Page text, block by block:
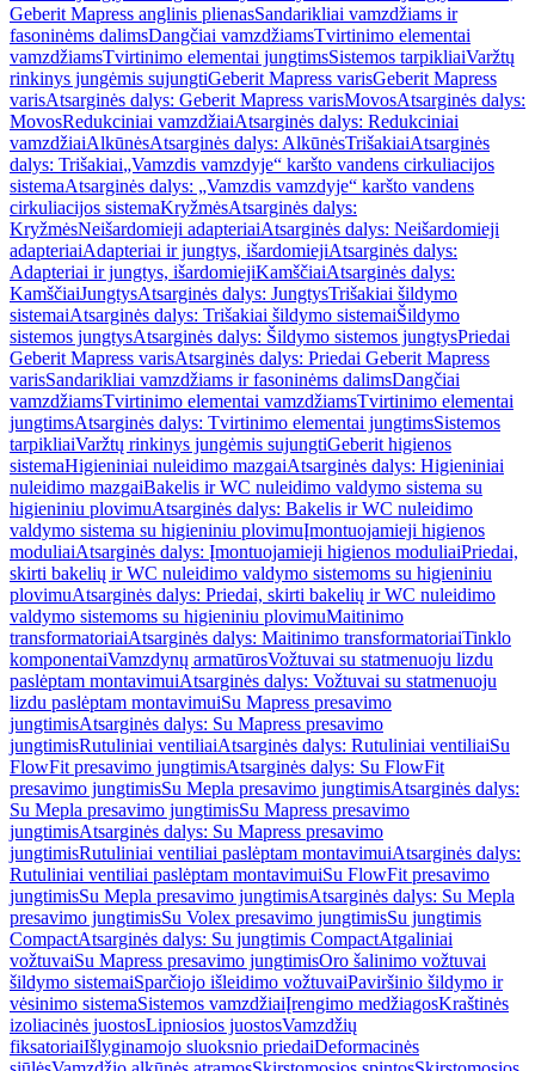
Geberit Mapress anglinis plienasSandarikliai vamzdžiams ir
fasoninėms dalimsDangčiai vamzdžiamsTvirtinimo elementai
vamzdžiamsTvirtinimo elementai jungtimsSistemos tarpikliaiVaržtų
rinkinys jungėmis sujungtiGeberit Mapress varisGeberit Mapress
varisAtsarginės dalys: Geberit Mapress varisMovosAtsarginės dalys:
MovosRedukciniai vamzdžiaiAtsarginės dalys: Redukciniai
vamzdžiaiAlkūnėsAtsarginės dalys: AlkūnėsTrišakiaiAtsarginės
dalys: Trišakiai„Vamzdis vamzdyje“ karšto vandens cirkuliacijos
sistemaAtsarginės dalys: „Vamzdis vamzdyje“ karšto vandens
cirkuliacijos sistemaKryžmėsAtsarginės dalys:
KryžmėsNeišardomieji adapteriaiAtsarginės dalys: Neišardomieji
adapteriaiAdapteriai ir jungtys, išardomiejiAtsarginės dalys:
Adapteriai ir jungtys, išardomiejiKamščiaiAtsarginės dalys:
KamščiaiJungtysAtsarginės dalys: JungtysTrišakiai šildymo
sistemaiAtsarginės dalys: Trišakiai šildymo sistemaiŠildymo
sistemos jungtysAtsarginės dalys: Šildymo sistemos jungtysPriedai
Geberit Mapress varisAtsarginės dalys: Priedai Geberit Mapress
varisSandarikliai vamzdžiams ir fasoninėms dalimsDangčiai
vamzdžiamsTvirtinimo elementai vamzdžiamsTvirtinimo elementai
jungtimsAtsarginės dalys: Tvirtinimo elementai jungtimsSistemos
tarpikliaiVaržtų rinkinys jungėmis sujungtiGeberit higienos
sistemaHigieniniai nuleidimo mazgaiAtsarginės dalys: Higieniniai
nuleidimo mazgaiBakelis ir WC nuleidimo valdymo sistema su
higieniniu plovimuAtsarginės dalys: Bakelis ir WC nuleidimo
valdymo sistema su higieniniu plovimuĮmontuojamieji higienos
moduliaiAtsarginės dalys: Įmontuojamieji higienos moduliaiPriedai,
skirti bakelių ir WC nuleidimo valdymo sistemoms su higieniniu
plovimuAtsarginės dalys: Priedai, skirti bakelių ir WC nuleidimo
valdymo sistemoms su higieniniu plovimuMaitinimo
transformatoriaiAtsarginės dalys: Maitinimo transformatoriaiTinklo
komponentaiVamzdynų armatūrosVožtuvai su statmenuoju lizdu
paslėptam montavimuiAtsarginės dalys: Vožtuvai su statmenuoju
lizdu paslėptam montavimuiSu Mapress presavimo
jungtimisAtsarginės dalys: Su Mapress presavimo
jungtimisRutuliniai ventiliaiAtsarginės dalys: Rutuliniai ventiliaiSu
FlowFit presavimo jungtimisAtsarginės dalys: Su FlowFit
presavimo jungtimisSu Mepla presavimo jungtimisAtsarginės dalys:
Su Mepla presavimo jungtimisSu Mapress presavimo
jungtimisAtsarginės dalys: Su Mapress presavimo
jungtimisRutuliniai ventiliai paslėptam montavimuiAtsarginės dalys:
Rutuliniai ventiliai paslėptam montavimuiSu FlowFit presavimo
jungtimisSu Mepla presavimo jungtimisAtsarginės dalys: Su Mepla
presavimo jungtimisSu Volex presavimo jungtimisSu jungtimis
CompactAtsarginės dalys: Su jungtimis CompactAtgaliniai
vožtuvaiSu Mapress presavimo jungtimisOro šalinimo vožtuvai
šildymo sistemaiSparčiojo išleidimo vožtuvaiPaviršinio šildymo ir
vėsinimo sistemaSistemos vamzdžiaiĮrengimo medžiagosKraštinės
izoliacinės juostosLipniosios juostosVamzdžių
fiksatoriaiIšlyginamojo sluoksnio priedaiDeformacinės